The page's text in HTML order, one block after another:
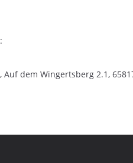
dem Wingertsberg 2.1,